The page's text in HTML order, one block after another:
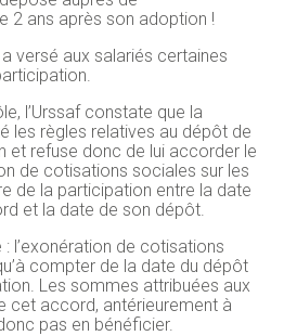
2 ans après son adoption !
versé aux salariés certaines
l’Urssaf constate que la
les règles relatives au dépôt de
et refuse donc de lui accorder le
de cotisations sociales sur les
de la participation entre la date
et la date de son dépôt.
l’exonération de cotisations
compter de la date du dépôt
Les sommes attribuées aux
cet accord, antérieurement à
pas en bénéficier.